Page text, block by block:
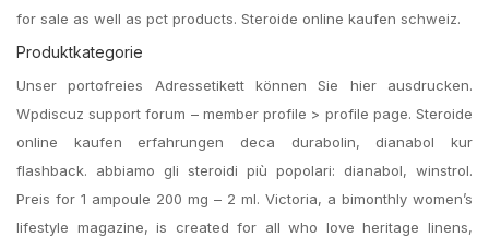
for sale as well as pct products. Steroide online kaufen schweiz.
Produktkategorie
Unser portofreies Adressetikett können Sie hier ausdrucken.
Wpdiscuz support forum – member profile > profile page. Steroide
online kaufen erfahrungen deca durabolin, dianabol kur
flashback. abbiamo gli steroidi più popolari: dianabol, winstrol.
Preis for 1 ampoule 200 mg – 2 ml. Victoria, a bimonthly women’s
lifestyle magazine, is created for all who love heritage linens,